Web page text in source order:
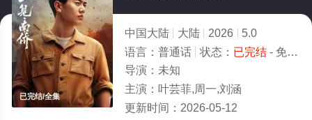
已完结/全集
中国大陆 大陆 2026
5.0
语言： 普通话 状态： 已完结- 免费在线观看
导演： 未知
主演： 叶芸菲,周一,刘涵
更新时间： 2026-05-12